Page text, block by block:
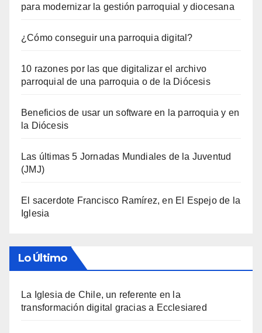
para modernizar la gestión parroquial y diocesana
¿Cómo conseguir una parroquia digital?
10 razones por las que digitalizar el archivo
parroquial de una parroquia o de la Diócesis
Beneficios de usar un software en la parroquia y en
la Diócesis
Las últimas 5 Jornadas Mundiales de la Juventud
(JMJ)
El sacerdote Francisco Ramírez, en El Espejo de la
Iglesia
Lo Último
La Iglesia de Chile, un referente en la
transformación digital gracias a Ecclesiared